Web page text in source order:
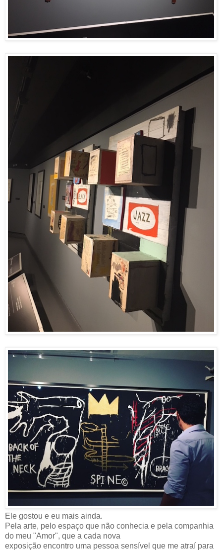
Ele gostou e eu mais ainda.
Pela arte, pelo espaço que não conhecia e pela companhia
do meu "Amor", que a cada nova
exposição encontro uma pessoa sensível que me atraí para